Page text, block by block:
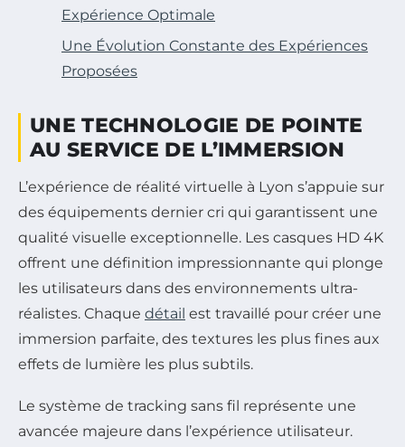
Expérience Optimale
Une Évolution Constante des Expériences
Proposées
UNE TECHNOLOGIE DE POINTE
AU SERVICE DE L’IMMERSION
L’expérience de réalité virtuelle à Lyon s’appuie sur
des équipements dernier cri qui garantissent une
qualité visuelle exceptionnelle. Les casques HD 4K
offrent une définition impressionnante qui plonge
les utilisateurs dans des environnements ultra-
réalistes. Chaque détail est travaillé pour créer une
immersion parfaite, des textures les plus fines aux
effets de lumière les plus subtils.
Le système de tracking sans fil représente une
avancée majeure dans l’expérience utilisateur.